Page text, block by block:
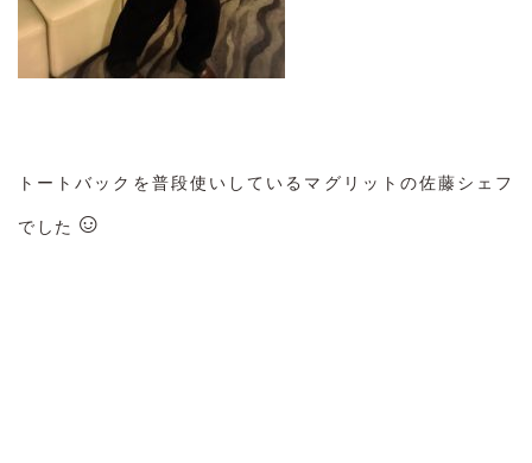
トートバックを普段使いしているマグリットの佐藤シェフ
でした ☺